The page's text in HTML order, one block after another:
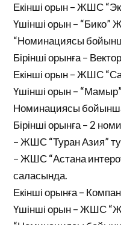
Екінші орын – ЖШС
Үшінші орын – “Бико”
“Номинациясы
Бірінші орынға –
Екінші орын – ЖШС
Үшінші орын –
Номинациясы
Бірінші орынға – 2
– ЖШС “Туран Азия”
– ЖШС “Астана
саласында.
Екінші орынға –
Үшінші орын – ЖШС